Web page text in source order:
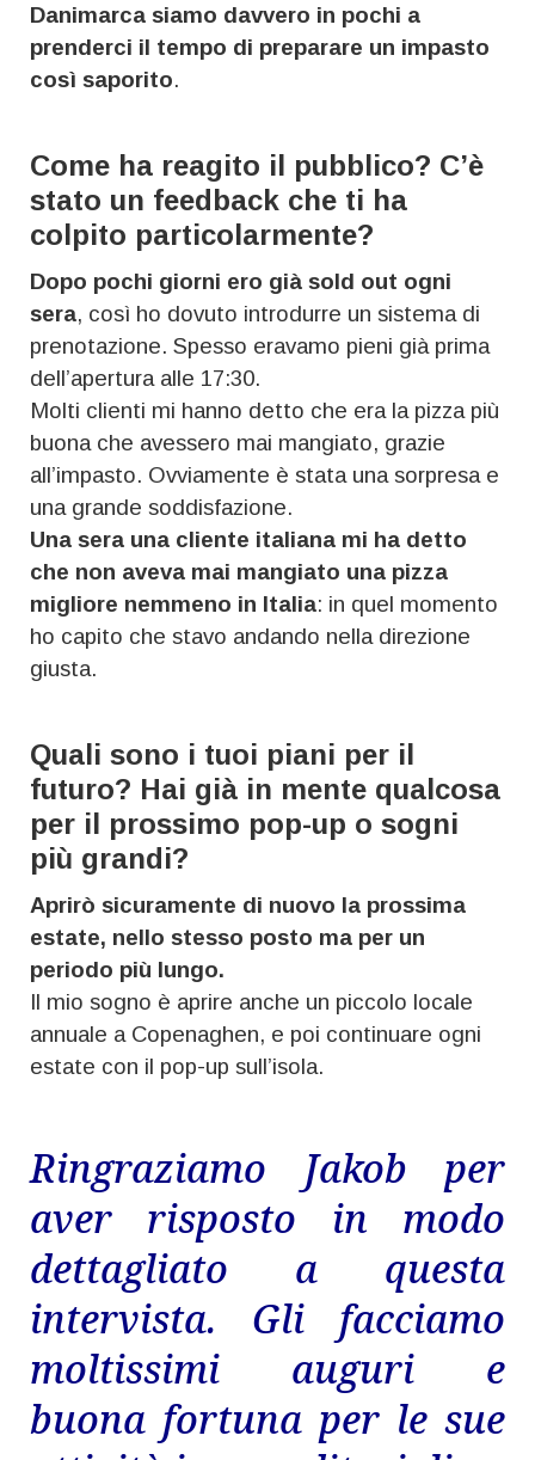
Danimarca siamo davvero in pochi a
prenderci il tempo di preparare un impasto
così saporito.
Come ha reagito il pubblico? C’è
stato un feedback che ti ha
colpito particolarmente?
Dopo pochi giorni ero già sold out ogni
sera, così ho dovuto introdurre un sistema di
prenotazione. Spesso eravamo pieni già prima
dell’apertura alle 17:30.
Molti clienti mi hanno detto che era la pizza più
buona che avessero mai mangiato, grazie
all’impasto. Ovviamente è stata una sorpresa e
una grande soddisfazione.
Una sera una cliente italiana mi ha detto
che non aveva mai mangiato una pizza
migliore nemmeno in Italia: in quel momento
ho capito che stavo andando nella direzione
giusta.
Quali sono i tuoi piani per il
futuro? Hai già in mente qualcosa
per il prossimo pop-up o sogni
più grandi?
Aprirò sicuramente di nuovo la prossima
estate, nello stesso posto ma per un
periodo più lungo.
Il mio sogno è aprire anche un piccolo locale
annuale a Copenaghen, e poi continuare ogni
estate con il pop-up sull’isola.
Ringraziamo Jakob per
aver risposto in modo
dettagliato a questa
intervista. Gli facciamo
moltissimi auguri e
buona fortuna per le sue